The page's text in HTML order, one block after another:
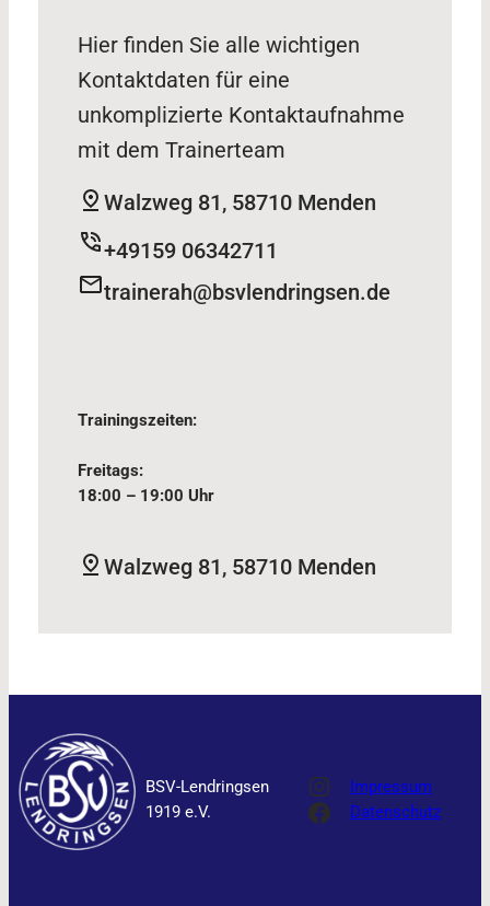
Hier finden Sie alle wichtigen
Kontaktdaten für eine
unkomplizierte Kontaktaufnahme
mit dem Trainerteam
Walzweg 81, 58710 Menden
+49159 06342711
trainerah@bsvlendringsen.de
Trainingszeiten:
Freitags:
18:00 – 19:00 Uhr
Walzweg 81, 58710 Menden
BSV-Lendringsen
1919 e.V.
Instagram
Facebook
Impressum
Datenschutz